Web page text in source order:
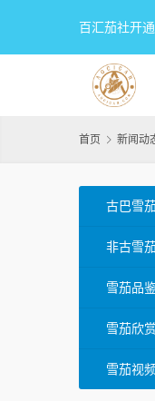
首页 新闻动
古巴雪
非古雪
雪茄品
雪茄欣赏
雪茄视
百汇茄社开